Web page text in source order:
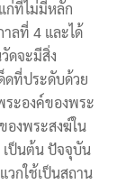
ก่ที่ไม่มีหลัก
ลที่ 4 และได้
ดจะมีสิ่ง
ดที่ประดับด้วย
ะองค์ของพระ
งพระสงฆ์ใน
เป็นต้น ปัจจุบัน
กใช้เป็นสถาน